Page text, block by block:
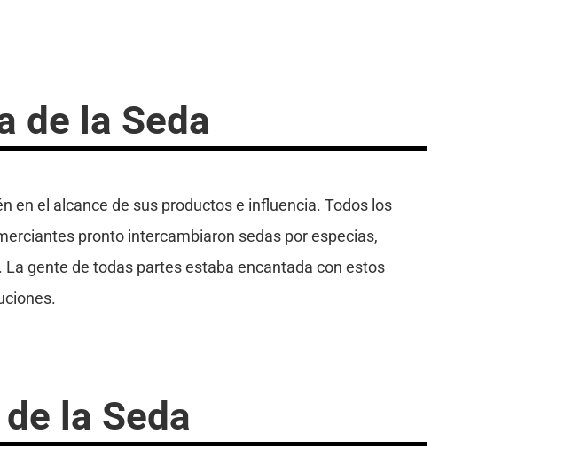
de la Seda
en el alcance de sus productos e influencia. Todos los
pronto intercambiaron sedas por especias,
gente de todas partes estaba encantada con estos
la Seda